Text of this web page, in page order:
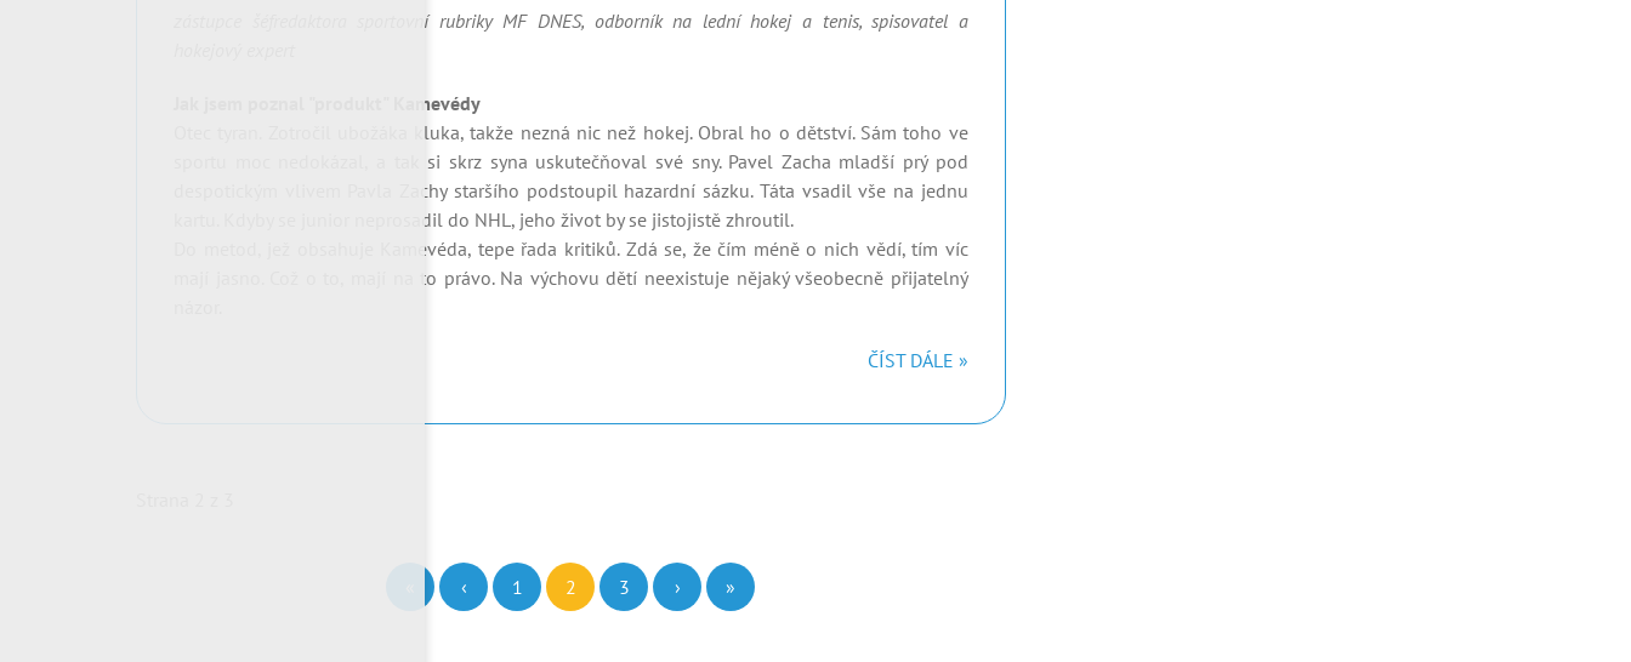
zástupce šéfredaktora sportovní rubriky MF DNES, odborník na lední hokej a tenis, spisovatel a
Jak jsem poznal "produkt" Kamevédy
Otec tyran. Zotročil ubožáka kluka, takže nezná nic než hokej. Obral ho o dětství. Sám toho ve
sportu moc nedokázal, a tak si skrz syna uskutečňoval své sny. Pavel Zacha mladší prý pod
despotickým vlivem Pavla Zachy staršího podstoupil hazardní sázku. Táta vsadil vše na jednu
kartu. Kdyby se junior neprosadil do NHL, jeho život by se jistojistě zhroutil.
Do metod, jež obsahuje Kamevéda, tepe řada kritiků. Zdá se, že čím méně o nich vědí, tím víc
mají jasno. Což o to, mají na to právo. Na výchovu dětí neexistuje nějaký všeobecně přijatelný
ČÍST DÁLE »
‹ 1 2 3 › »